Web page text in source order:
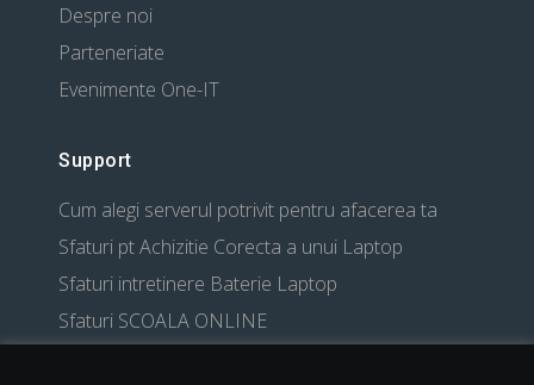
Despre noi
Parteneriate
Evenimente One-IT
Support
Cum alegi serverul potrivit pentru afacerea ta
Sfaturi pt Achizitie Corecta a unui Laptop
Sfaturi intretinere Baterie Laptop
Sfaturi SCOALA ONLINE